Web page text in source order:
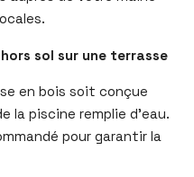
sol sur une terrasse
en bois soit conçue
la piscine remplie d’eau.
pour garantir la